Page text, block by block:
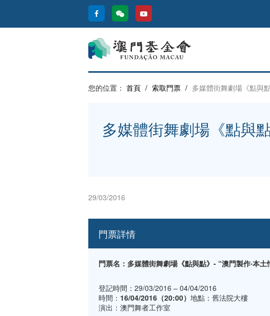
您的位置： 首頁 / 索取門票 / 多媒體街舞劇場《點與
多媒體街舞劇場《點與
29/03/2016
門票詳情
門票名：多媒體街舞劇場《點與點》- “澳門製作‧本
登記時間：29/03/2016 – 04/04/2016
時間： 16/04/2016（20:00） 地點：舊法院大樓
演出：澳門舞者工作室